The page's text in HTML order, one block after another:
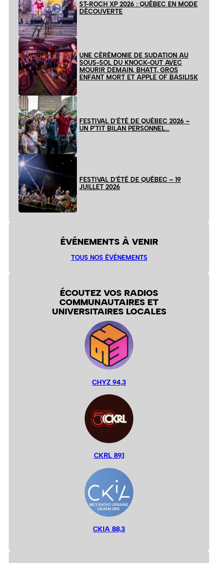
ST-ROCH XP 2026 : QUÉBEC EN MODE
DÉCOUVERTE
UNE CÉRÉMONIE DE SUDATION AU
SOUS-SOL DU KNOCK-OUT AVEC
MOURIR DEMAIN, BHATT, GROS
ENFANT MORT ET APPLE OF BASILISK
FESTIVAL D’ÉTÉ DE QUÉBEC 2026 –
UN P’TIT BILAN PERSONNEL…
FESTIVAL D’ÉTÉ DE QUÉBEC – 19
JUILLET 2026
ÉVÉNEMENTS À VENIR
TOUS NOS ÉVÉNEMENTS
ÉCOUTEZ VOS RADIOS
COMMUNAUTAIRES ET
UNIVERSITAIRES LOCALES
CHYZ 94,3
CKRL 89,1
CKIA 88,3